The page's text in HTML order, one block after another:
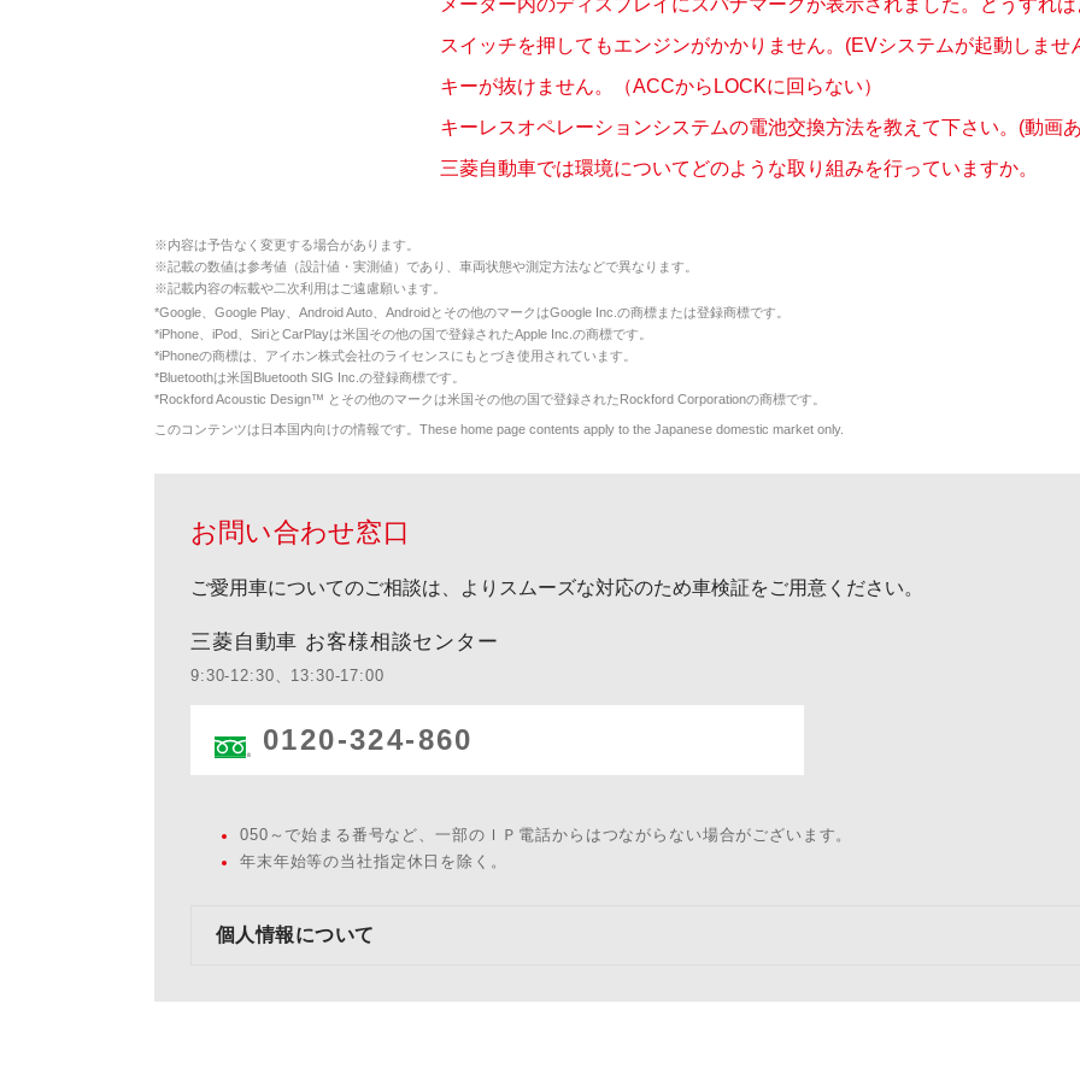
メーター内のディスプレイにスパナマークが表示されました。どうすれば
スイッチを押してもエンジンがかかりません。(EVシステムが起動しませ
キーが抜けません。（ACCからLOCKに回らない）
キーレスオペレーションシステムの電池交換方法を教えて下さい。(動画
三菱自動車では環境についてどのような取り組みを行っていますか。
※内容は予告なく変更する場合があります。
※記載の数値は参考値（設計値・実測値）であり、車両状態や測定方法などで異なります。
※記載内容の転載や二次利用はご遠慮願います。
*Google、Google Play、Android Auto、Androidとその他のマークはGoogle Inc.の商標または登録商標です。
*iPhone、iPod、SiriとCarPlayは米国その他の国で登録されたApple Inc.の商標です。
*iPhoneの商標は、アイホン株式会社のライセンスにもとづき使用されています。
*Bluetoothは米国Bluetooth SIG Inc.の登録商標です。
*Rockford Acoustic Design™ とその他のマークは米国その他の国で登録されたRockford Corporationの商標です。
このコンテンツは日本国内向けの情報です。These home page contents apply to the Japanese domestic market only.
お問い合わせ窓口
ご愛用車についてのご相談は、よりスムーズな対応のため車検証をご用意ください。
三菱自動車 お客様相談センター
9:30-12:30、13:30-17:00
0120-324-860
050～で始まる番号など、一部のＩＰ電話からはつながらない場合がございます。
年末年始等の当社指定休日を除く。
個人情報について